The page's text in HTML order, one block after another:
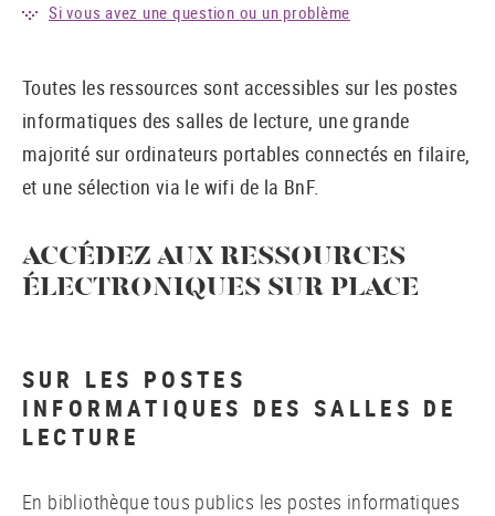
Si vous avez une question ou un problème
Toutes les ressources sont accessibles sur les postes
informatiques des salles de lecture, une grande
majorité sur ordinateurs portables connectés en filaire,
et une sélection via le wifi de la BnF.
ACCÉDEZ AUX RESSOURCES
ÉLECTRONIQUES SUR PLACE
SUR LES POSTES
INFORMATIQUES DES SALLES DE
LECTURE
En bibliothèque tous publics les postes informatiques